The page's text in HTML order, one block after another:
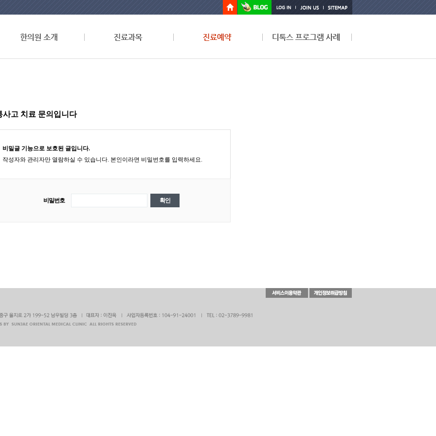
사고 치료 문의입니다
비밀글 기능으로 보호된 글입니다.
작성자와 관리자만 열람하실 수 있습니다. 본인이라면 비밀번호를 입력하세요.
비밀번호